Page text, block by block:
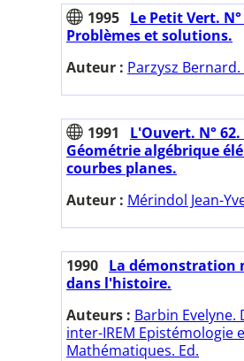
1995 Le Petit Vert. N°
Problèmes et solutions.
Auteur : Parzysz Bernard.
1991
L'Ouvert. N° 62.
Géométrie algébrique
courbes planes.
Auteur : Mérindol Jean-
1990 La démonstration
dans l'histoire.
Auteurs : Barbin Evelyne.
inter-IREM Epistémologie
Mathématiques. Ed.